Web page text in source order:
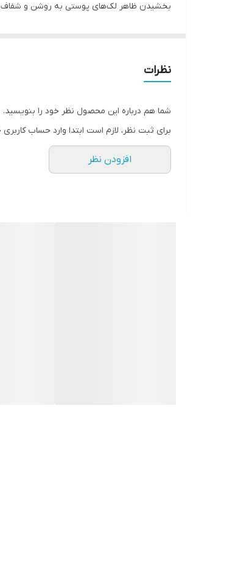
بخشیدن ظاهر لک‌های پوستی به روشن و
نظرات
شما هم درباره این محصول نظر خود را بنویسید.
برای ثبت نظر، لازم است ابتدا وارد حساب
افزودن نظر